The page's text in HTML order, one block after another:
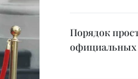
Порядок
официальных